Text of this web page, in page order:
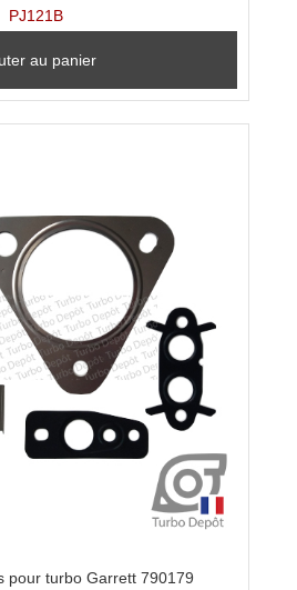
PJ121B
au panier
pour turbo Garrett 790179